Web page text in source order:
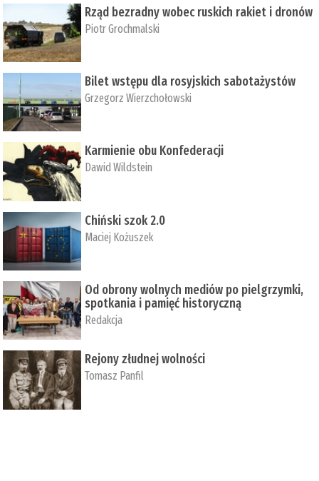
Rząd bezradny wobec ruskich rakiet i dronów
Piotr Grochmalski
Bilet wstępu dla rosyjskich sabotażystów
Grzegorz Wierzchołowski
Karmienie obu Konfederacji
Dawid Wildstein
Chiński szok 2.0
Maciej Kożuszek
Od obrony wolnych mediów po pielgrzymki,
spotkania i pamięć historyczną
Redakcja
Rejony złudnej wolności
Tomasz Panfil